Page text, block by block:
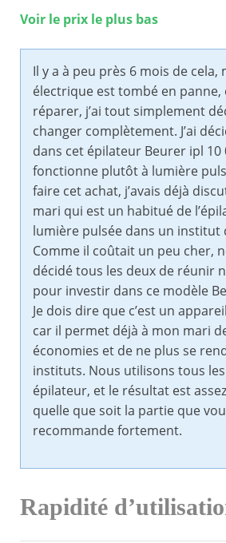
Voir le prix le plus bas
Il y a à peu près 6 mois de
électrique est tombé en panne,
réparer, j’ai tout simplement
changer complètement. J’ai
dans cet épilateur Beurer ipl 10
fonctionne plutôt à lumière
faire cet achat, j’avais déjà
mari qui est un habitué de
lumière pulsée dans un institut
Comme il coûtait un peu cher,
décidé tous les deux de réunir
pour investir dans ce modèle
Je dois dire que c’est un
car il permet déjà à mon mari
économies et de ne plus se
instituts. Nous utilisons tous
épilateur, et le résultat est
quelle que soit la partie que
recommande fortement.
Rapidité